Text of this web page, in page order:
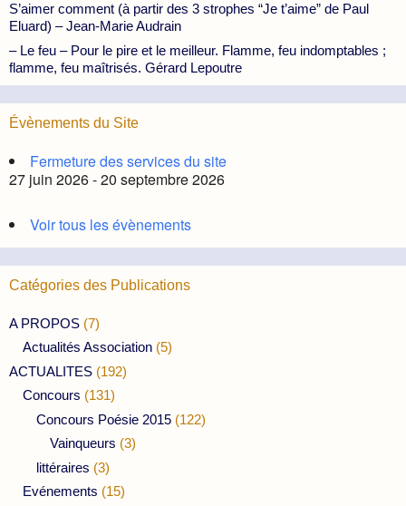
S’aimer comment (à partir des 3 strophes “Je t’aime” de Paul
Eluard) – Jean-Marie Audrain
– Le feu – Pour le pire et le meilleur. Flamme, feu indomptables ;
flamme, feu maîtrisés. Gérard Lepoutre
Évènements du Site
Fermeture des services du site
27 juin 2026 - 20 septembre 2026
Voir tous les évènements
Catégories des Publications
A PROPOS (7)
Actualités Association (5)
ACTUALITES (192)
Concours (131)
Concours Poésie 2015 (122)
Vainqueurs (3)
littéraires (3)
Evénements (15)